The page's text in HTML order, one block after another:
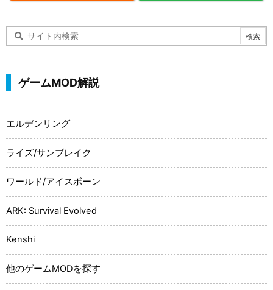
ゲームMOD解説
エルデンリング
ライズ/サンブレイク
ワールド/アイスボーン
ARK: Survival Evolved
Kenshi
他のゲームMODを探す